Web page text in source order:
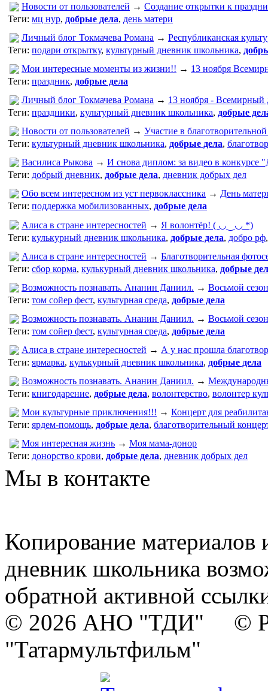
Новости от пользователей → Создание открытки к
Теги: мц нур, добрые дела, день матери
Личный блог Токмачева Романа → Республиканская
Теги: подари открытку, культурный дневник школьника,
Мои интересные моменты из жизни!! → 13 ноября
Теги: праздник, добрые дела
Личный блог Токмачева Романа → 13 ноября - Всемирный
Теги: праздники, культурный дневник школьника, добрые
Новости от пользователей → Участие в
Теги: культурный дневник школьника, добрые дела,
Василиса Рыкова → И снова диплом: за видео в конкурсе
Теги: добрый дневник, добрые дела, дневник добрых дел
Обо всем интересном из уст первоклассника → День
Теги: поддержка мобилизованных, добрые дела
Алиса в стране интересностей → Я волонтёр! ( ◡‿◡ *)
Теги: кулькурный дневник школьника, добрые дела, добро рф
Алиса в стране интересностей → Благотворительная
Теги: сбор корма, кулькурный дневник школьника, добрые
Возможность познавать. Ананин Даниил. → Восьмой
Теги: том сойер фест, культурная среда, добрые дела
Возможность познавать. Ананин Даниил. → Восьмой
Теги: том сойер фест, культурная среда, добрые дела
Алиса в стране интересностей → А у нас прошла
Теги: ярмарка, кулькурный дневник школьника, добрые дела
Возможность познавать. Ананин Даниил. →
Теги: книгодарение, добрые дела, волонтерство, волонтер
Мои культурные приключения!!! → Концерт для
Теги: ярдем-помощь, добрые дела, благотворительный
Моя интересная жизнь → Моя мама-донор
Теги: донорство крови, добрые дела, дневник добрых дел
Мы в контакте
Копирование материалов
дневник школьника
обратной активной
© 2026 АНО "ТДИ" ©
"Татармультфильм"